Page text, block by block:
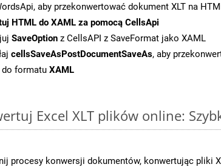
aby przekonwertować dokument XLT na
HTML do XAML za pomocą CellsApi
SaveOption z CellsAPI z SaveFormat jako XAML
cellsSaveAsPostDocumentSaveAs, aby
do formatu XAML
Excel XLT plików online:
procesy konwersji dokumentów, konwertując pliki